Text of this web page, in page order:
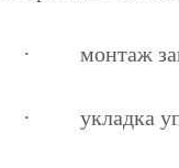
· монтаж
· укладка